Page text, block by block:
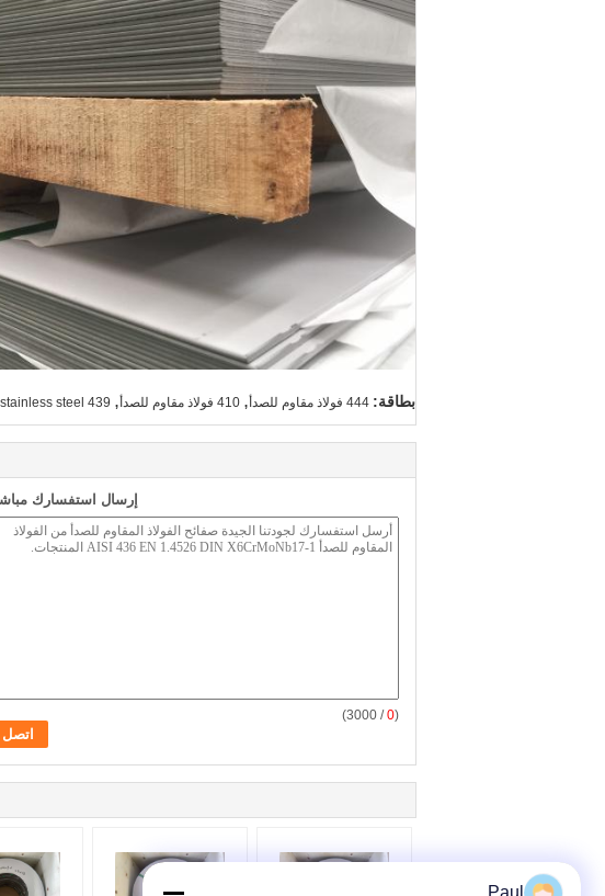
بطاقة: 444 فولاذ مقاوم للصدأ , 410 فولاذ مقاوم للصدأ ,
439 stainless steel
إرسال استفسارك
(
0
/ 3000)
Paul